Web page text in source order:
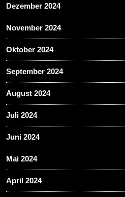
Dezember 2024
November 2024
Oktober 2024
September 2024
August 2024
Juli 2024
Juni 2024
Mai 2024
April 2024